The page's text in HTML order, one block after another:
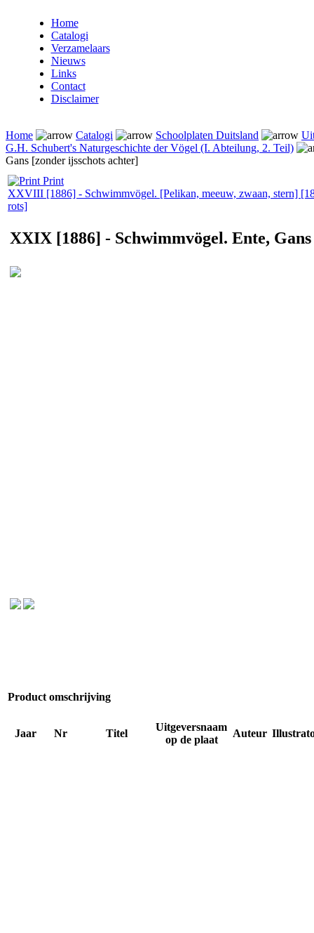
Home
Catalogi
Verzamelaars
Nieuws
Links
Contact
Disclaimer
Home Catalogi Schoolplaten Duitsland
G.H. Schubert's Naturgeschichte der Vögel (I. Abteilung, 2. Teil)
Gans [zonder ijsschots achter]
Print
XXVIII [1886] - Schwimmvögel. [Pelikan, meeuw, zwaan, stern]
rots]
XXIX [1886] - Schwimmvögel. Ente,
Product omschrijving
Jaar Nr Titel
Uitgeversnaam
op de plaat
Auteur